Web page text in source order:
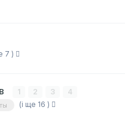
7 )
1 2 3 4
(і ще 16 )